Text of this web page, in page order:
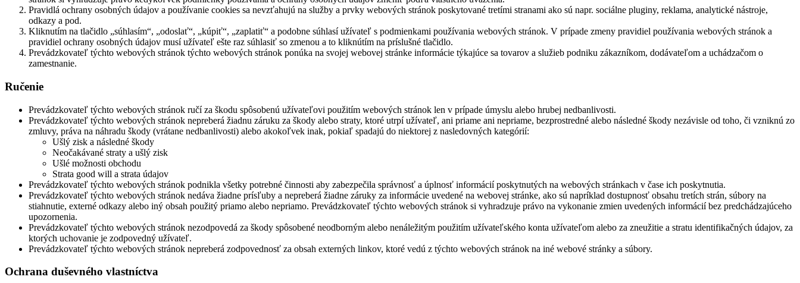
Pravidlá ochrany osobných údajov a používanie cookies sa nevzťahujú na služby a prvky webových stránok poskytované tretími stranami ako sú napr. sociálne pluginy, reklama, analytické nástroje,
odkazy a pod.
Kliknutím na tlačidlo „súhlasím“, „odoslať“, „kúpiť“, „zaplatiť“ a podobne súhlasí užívateľ s podmienkami používania webových stránok. V prípade zmeny pravidiel používania webových stránok a
pravidiel ochrany osobných údajov musí užívateľ ešte raz súhlasiť so zmenou a to kliknútím na príslušné tlačidlo.
Prevádzkovateľ týchto webových stránok týchto webových stránok ponúka na svojej webovej stránke informácie týkajúce sa tovarov a služieb podniku zákazníkom, dodávateľom a uchádzačom o
zamestnanie.
Ručenie
Prevádzkovateľ týchto webových stránok ručí za škodu spôsobenú užívateľovi použitím webových stránok len v prípade úmyslu alebo hrubej nedbanlivosti.
Prevádzkovateľ týchto webových stránok nepreberá žiadnu záruku za škody alebo straty, ktoré utrpí užívateľ, ani priame ani nepriame, bezprostredné alebo následné škody nezávisle od toho, či vzniknú zo
zmluvy, práva na náhradu škody (vrátane nedbanlivosti) alebo akokoľvek inak, pokiaľ spadajú do niektorej z nasledovných kategórií:
Ušlý zisk a následné škody
Neočakávané straty a ušlý zisk
Ušlé možnosti obchodu
Strata good will a strata údajov
Prevádzkovateľ týchto webových stránok podnikla všetky potrebné činnosti aby zabezpečila správnosť a úplnosť informácií poskytnutých na webových stránkach v čase ich poskytnutia.
Prevádzkovateľ týchto webových stránok nedáva žiadne prísľuby a nepreberá žiadne záruky za informácie uvedené na webovej stránke, ako sú napríklad dostupnosť obsahu tretích strán, súbory na
stiahnutie, externé odkazy alebo iný obsah použitý priamo alebo nepriamo. Prevádzkovateľ týchto webových stránok si vyhradzuje právo na vykonanie zmien uvedených informácií bez predchádzajúceho
upozornenia.
Prevádzkovateľ týchto webových stránok nezodpovedá za škody spôsobené neodborným alebo nenáležitým použitím užívateľského konta užívateľom alebo za zneužitie a stratu identifikačných údajov, za
ktorých uchovanie je zodpovedný užívateľ.
Prevádzkovateľ týchto webových stránok nepreberá zodpovednosť za obsah externých linkov, ktoré vedú z týchto webových stránok na iné webové stránky a súbory.
Ochrana duševného vlastníctva